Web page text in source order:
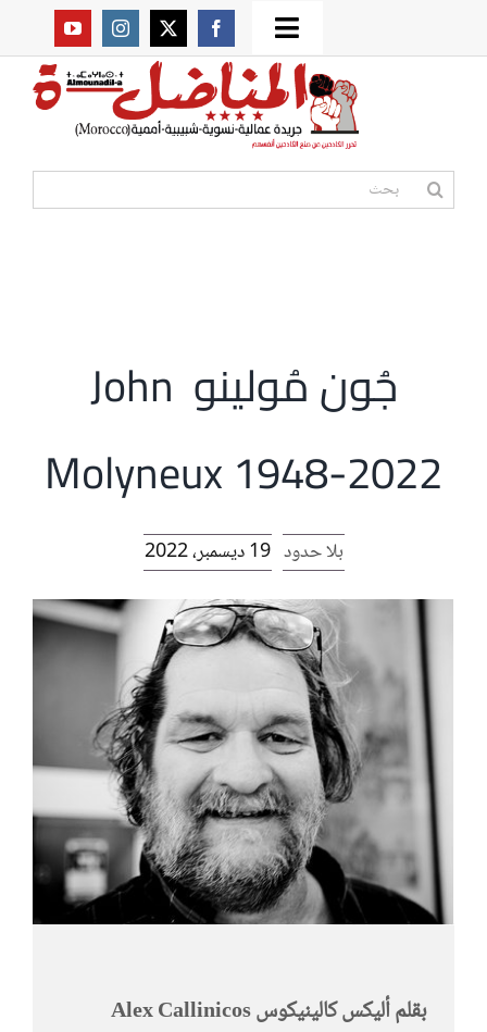
to
Toggle
Navigation
من نحن؟
افتتاحية موقع المناضل-ة
البحث
جُون مُولينو John
Molyneux 1948-2022
بلا حدود 19 ديسمبر، 2022
بقلم أليكس كالينيكوس Alex Callinicos